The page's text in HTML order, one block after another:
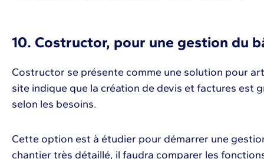
10. Costructor, pour une gestion du
Costructor se présente comme une solution pour
site indique que la création de devis et factures est
selon les besoins.
Cette option est à étudier pour démarrer une
chantier très détaillé, il faudra comparer les